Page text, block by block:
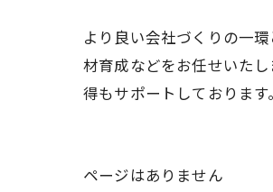
より良い会社づくりの一
材育成などをお任せいた
得もサポートしております。
ページはありません